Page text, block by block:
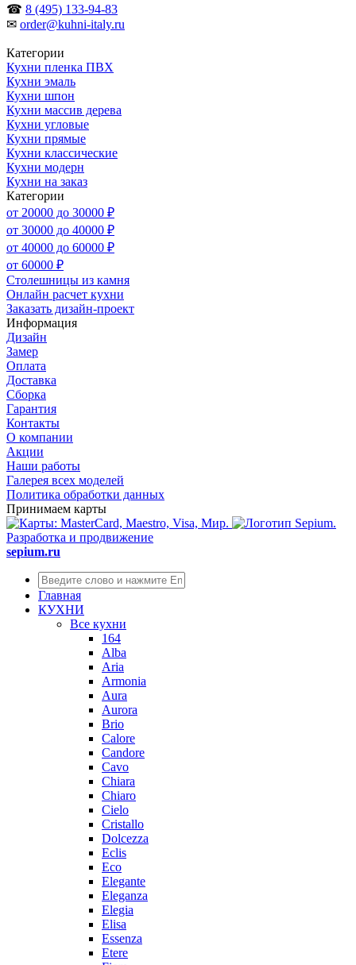
☎ 8 (495) 133-94-83
✉ order@kuhni-italy.ru
Категории
Кухни пленка ПВХ
Кухни эмаль
Кухни шпон
Кухни массив дерева
Кухни угловые
Кухни прямые
Кухни классические
Кухни модерн
Кухни на заказ
Категории
от 20000 до 30000 ₽
от 30000 до 40000 ₽
от 40000 до 60000 ₽
от 60000 ₽
Столешницы из камня
Онлайн расчет кухни
Заказать дизайн-проект
Информация
Дизайн
Замер
Оплата
Доставка
Сборка
Гарантия
Контакты
О компании
Акции
Наши работы
Галерея всех моделей
Политика обработки данных
Принимаем карты
Разработка и продвижение
sepium.ru
Главная
КУХНИ
Все кухни
164
Alba
Aria
Armonia
Aura
Aurora
Brio
Calore
Candore
Cavo
Chiara
Chiaro
Cielo
Cristallo
Dolcezza
Eclis
Eco
Elegante
Eleganza
Elegia
Elisa
Essenza
Etere